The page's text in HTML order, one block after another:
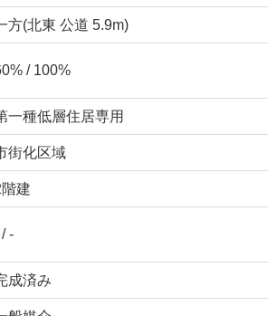
方(北東 公道 5.9m)
/ 100%
一種低層住居専用
街化区域
建
-
成済み